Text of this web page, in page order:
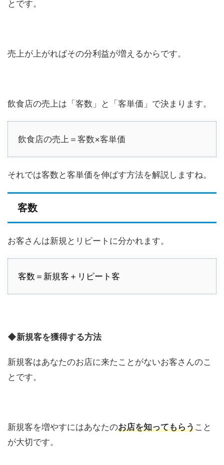
とです。
売上が上がればその分利益が増えるからです。
飲食店の売上は「客数」と「客単価」で決まります。
飲食店の売上＝客数×客単価
それでは客数と客単価を伸ばす方法を解説しますね。
客数
お客さんは新規とリピートに分かれます。
客数＝新規客＋リピート客
◆新規客を獲得する方法
新規客はあなたのお店に来たことがないお客さんのこ
とです。
新規客を増やすにはあなたのお店を知ってもらうこと
が大切です。